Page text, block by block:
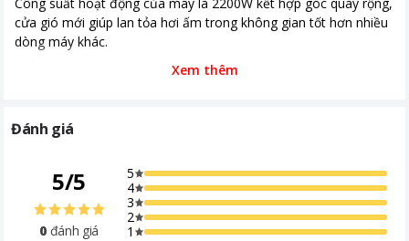
cửa gió mới giúp lan tỏa hơi ấm trong không gian tốt hơn nhiều
dòng máy khác.
Máy sưởi gốm Tiross TS9443 vận hành với độ ồn thấp dưới
39dB, không làm ảnh hưởng đến sinh hoạt của gia đình bạn.
Công nghệ sưởi PTC
Xem thêm
Đánh giá
5/5
0 đánh giá
5
4
3
2
1